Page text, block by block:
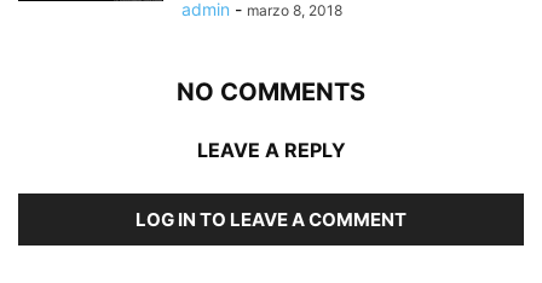
admin - marzo 8, 2018
NO COMMENTS
LEAVE A REPLY
LOG IN TO LEAVE A COMMENT